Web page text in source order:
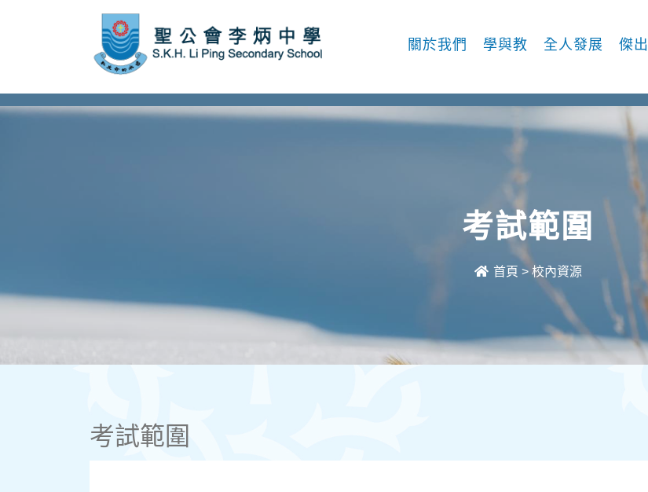
關於我們 學與教 全人發展 傑
考試範圍
首頁 > 校內資源
考試範圍